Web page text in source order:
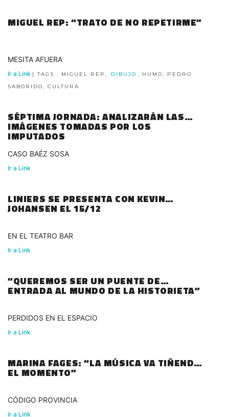
MIGUEL REP: “TRATO DE NO REPETIRME”
MESITA AFUERA
Ir a Link | TAGS : MIGUEL REP, DIBUJO , HUMO, PEDRO
SABORIDO, CULTURA
SÉPTIMA JORNADA: ANALIZARÁN LAS
IMÁGENES TOMADAS POR LOS
IMPUTADOS
CASO BAÉZ SOSA
Ir a Link
LINIERS SE PRESENTA CON KEVIN
JOHANSEN EL 15/12
EN EL TEATRO BAR
Ir a Link
“QUEREMOS SER UN PUENTE DE
ENTRADA AL MUNDO DE LA HISTORIETA”
PERDIDOS EN EL ESPACIO
Ir a Link
MARINA FAGES: “LA MÚSICA VA TIÑENDO
EL MOMENTO”
CÓDIGO PROVINCIA
Ir a Link